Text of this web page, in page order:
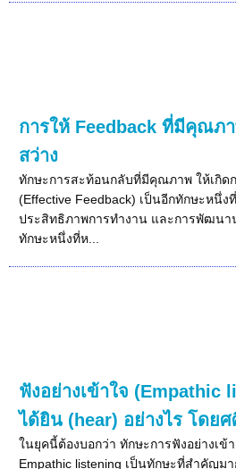
การให้ Feedback ที่มีคุณภ
สว่าง
ทักษะการสะท้อนกลับที่มีคุณภาพ ให้เกิ
(Effective Feedback) เป็นอีกทักษะหนึ่
ประสิทธิภาพการทำงาน และการพัฒนา
ทักษะหนึ่งที่ห...
ฟังอย่างเข้าใจ (Empathic
ได้ยิน (hear) อย่างไร โดย
ในยุคนี้ต้องบอกว่า ทักษะการฟังอย่างเข้
Empathic listening เป็นทักษะที่สำคัญม